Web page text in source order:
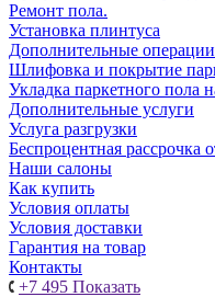
Ремонт пола.
Установка плинтуса
Дополнительные операции
Шлифовка и покрытие
Укладка паркетного пола
Дополнительные услуги
Услуга разгрузки
Беспроцентная рассрочка
Наши салоны
Как купить
Условия оплаты
Условия доставки
Гарантия на товар
Контакты
+7 495 Показать